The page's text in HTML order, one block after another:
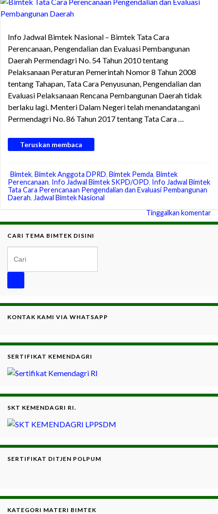
Info Jadwal Bimtek Nasional – Bimtek Tata Cara
Perencanaan, Pengendalian dan Evaluasi Pembangunan
Daerah Permendagri No. 54 Tahun 2010 tentang
Pelaksanaan Peraturan Pemerintah Nomor 8 Tahun 2008
tentang Tahapan, Tata Cara Penyusunan, Pengendalian dan
Evaluasi Pelaksanaan Rencana Pembangunan Daerah tidak
berlaku lagi. Menteri Dalam Negeri telah menandatangani
Permendagri No. 86 Tahun 2017 tentang Tata Cara …
Teruskan membaca
Bimtek, Bimtek Anggota DPRD, Bimtek Pemda, Bimtek
Perencanaan, Info Jadwal Bimtek SKPD/OPD, Info Jadwal Bimtek
Tata Cara Perencanaan Pengendalian dan Evaluasi Pembangunan
Daerah, Jadwal Bimtek Nasional
Tinggalkan komentar
CARI TEMA BIMTEK DISINI
KONTAK KAMI VIA WHATSAPP
SERTIFIKAT KEMENDAGRI
SKT KEMENDAGRI RI.
SERTIFIKAT DITJEN POLPUM
KATEGORI MATERI BIMTEK